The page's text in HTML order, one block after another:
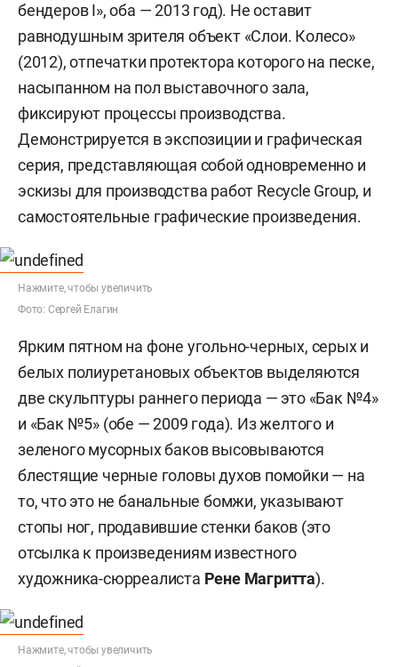
бендеров I», оба — 2013 год). Не оставит
равнодушным зрителя объект «Слои. Колесо»
(2012), отпечатки протектора которого на песке,
насыпанном на пол выставочного зала,
фиксируют процессы производства.
Демонстрируется в экспозиции и графическая
серия, представляющая собой одновременно и
эскизы для производства работ Recycle Group, и
самостоятельные графические произведения.
Нажмите, чтобы увеличить
Фото: Сергей Елагин
Ярким пятном на фоне угольно-черных, серых и
белых полиуретановых объектов выделяются
две скульптуры раннего периода — это «Бак №4»
и «Бак №5» (обе — 2009 года). Из желтого и
зеленого мусорных баков высовываются
блестящие черные головы духов помойки — на
то, что это не банальные бомжи, указывают
стопы ног, продавившие стенки баков (это
отсылка к произведениям известного
художника-сюрреалиста Рене Магритта).
Нажмите, чтобы увеличить